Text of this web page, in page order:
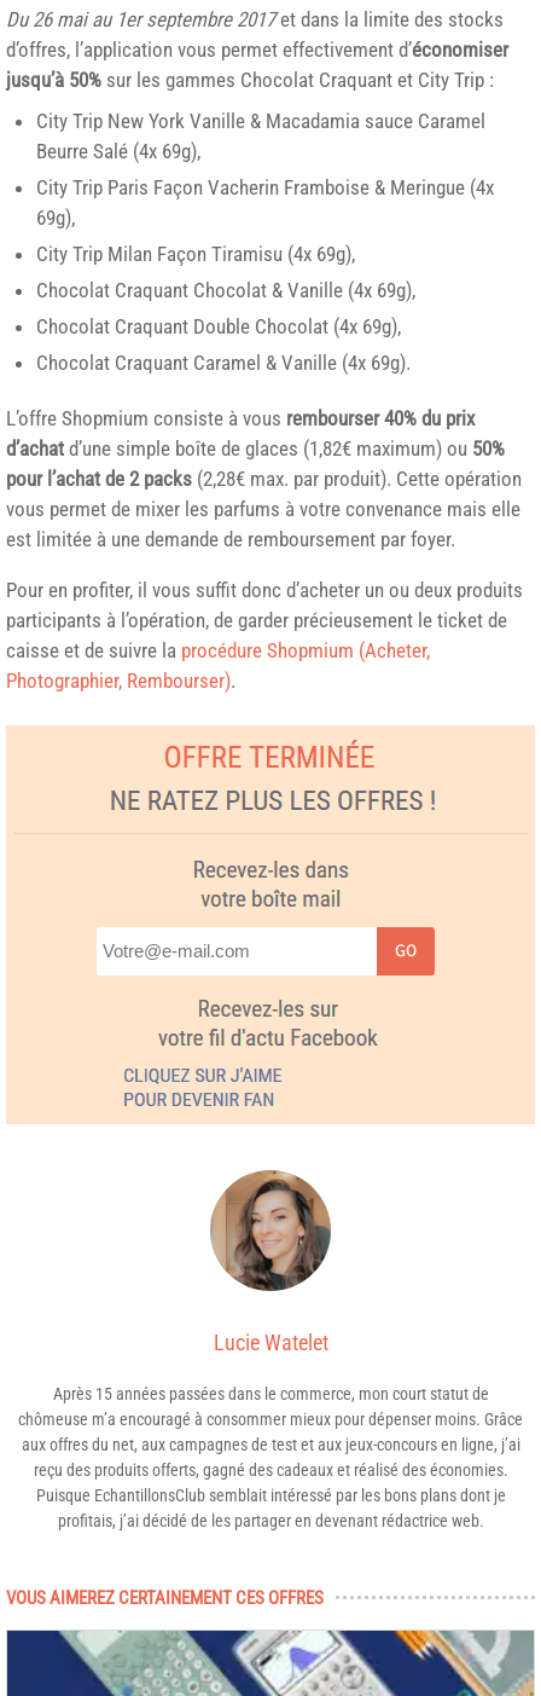
Du 26 mai au 1er septembre 2017et dans la limite des stocks
d’offres, l’application vous permet effectivement d’économiser
jusqu’à 50% sur les gammes Chocolat Craquant et City Trip :
City Trip New York Vanille & Macadamia sauce Caramel
Beurre Salé (4x 69g),
City Trip Paris Façon Vacherin Framboise & Meringue (4x
69g),
City Trip Milan Façon Tiramisu (4x 69g),
Chocolat Craquant Chocolat & Vanille (4x 69g),
Chocolat Craquant Double Chocolat (4x 69g),
Chocolat Craquant Caramel & Vanille (4x 69g).
L’offre Shopmium consiste à vous rembourser 40% du prix
d’achat d’une simple boîte de glaces (1,82€ maximum) ou 50%
pour l’achat de 2 packs (2,28€ max. par produit). Cette opération
vous permet de mixer les parfums à votre convenance mais elle
est limitée à une demande de remboursement par foyer.
Pour en profiter, il vous suffit donc d’acheter un ou deux produits
participants à l’opération, de garder précieusement le ticket de
caisse et de suivre la procédure Shopmium (Acheter,
Photographier, Rembourser).
GO
Lucie Watelet
Après 15 années passées dans le commerce, mon court statut de
chômeuse m’a encouragé à consommer mieux pour dépenser moins. Grâce
aux offres du net, aux campagnes de test et aux jeux-concours en ligne, j’ai
reçu des produits offerts, gagné des cadeaux et réalisé des économies.
Puisque EchantillonsClub semblait intéressé par les bons plans dont je
profitais, j’ai décidé de les partager en devenant rédactrice web.
VOUS AIMEREZ CERTAINEMENT CES OFFRES